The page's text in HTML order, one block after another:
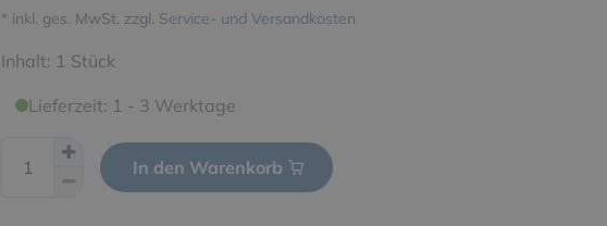
* inkl. ges. MwSt. zzgl. Service- und Versandkosten
Inhalt: 1 Stück
Lieferzeit: 1 - 3 Werktage
In den Warenkorb